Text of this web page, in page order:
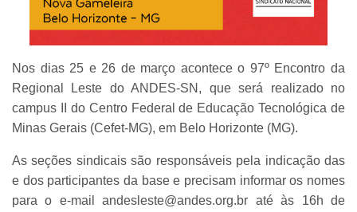
Nos dias 25 e 26 de março acontece o 97º Encontro da
Regional Leste do ANDES-SN, que será realizado no
campus II do Centro Federal de Educação Tecnológica de
Minas Gerais (Cefet-MG), em Belo Horizonte (MG).
As seções sindicais são responsáveis pela indicação das
e dos participantes da base e precisam informar os nomes
para o e-mail andesleste@andes.org.br até às 16h de